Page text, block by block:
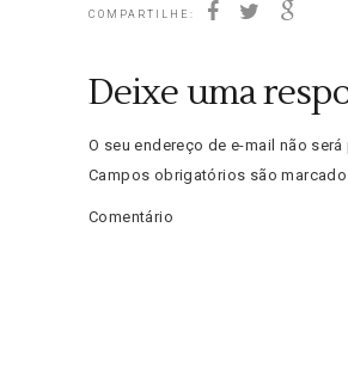
COMPARTILHE:
Deixe uma
O seu endereço de e-mail não
Campos obrigatórios são
Comentário